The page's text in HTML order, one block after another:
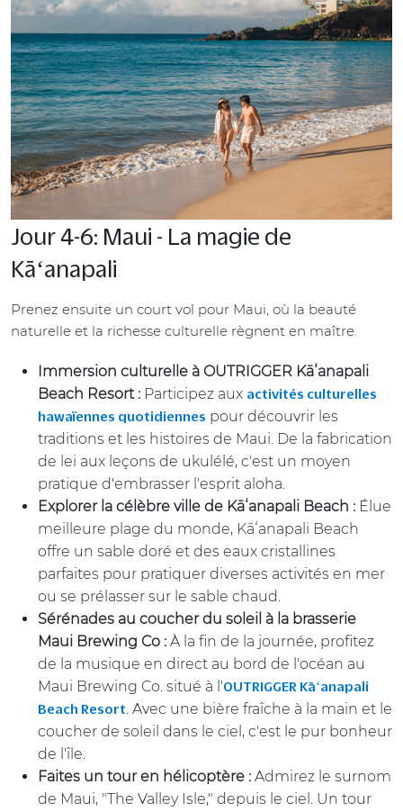
Jour 4-6: Maui - La magie de
Kāʻanapali
Prenez ensuite un court vol pour Maui, où la beauté
naturelle et la richesse culturelle règnent en maître.
Immersion culturelle à OUTRIGGER Kāʻanapali
Beach Resort : Participez aux activités culturelles
hawaïennes quotidiennes pour découvrir les
traditions et les histoires de Maui. De la fabrication
de lei aux leçons de ukulélé, c'est un moyen
pratique d'embrasser l'esprit aloha.
Explorer la célèbre ville de Kāʻanapali Beach : Élue
meilleure plage du monde, Kāʻanapali Beach
offre un sable doré et des eaux cristallines
parfaites pour pratiquer diverses activités en mer
ou se prélasser sur le sable chaud.
Sérénades au coucher du soleil à la brasserie
Maui Brewing Co : À la fin de la journée, profitez
de la musique en direct au bord de l'océan au
Maui Brewing Co. situé à l'OUTRIGGER Kāʻanapali
Beach Resort. Avec une bière fraîche à la main et le
coucher de soleil dans le ciel, c'est le pur bonheur
de l'île.
Faites un tour en hélicoptère : Admirez le surnom
de Maui, "The Valley Isle," depuis le ciel. Un tour